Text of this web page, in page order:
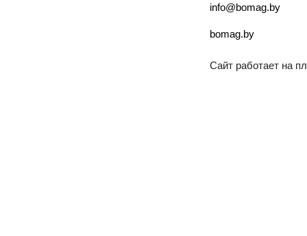
info@bomag.by
bomag.by
Сайт работает на